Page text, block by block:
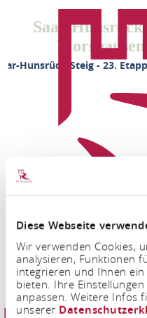
Diese Webseite
Wir verwenden Cookies,
analysieren, Funktionen
integrieren und Ihnen
bieten. Ihre
anpassen. Weitere Infos
unserer
Saar-
Hunsrück-Steig - 23.
FACEBOOK